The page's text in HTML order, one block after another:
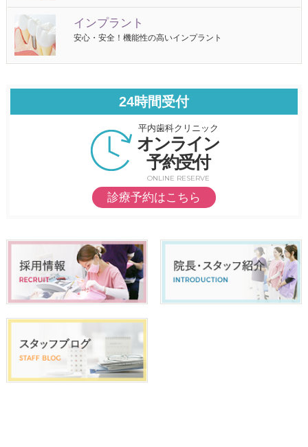
インプラント
安心・安全！機能性の高いインプラント
24時間受付
平内歯科クリニック
オンライン
予約受付
ONLINE RESERVE
診療予約はこちら